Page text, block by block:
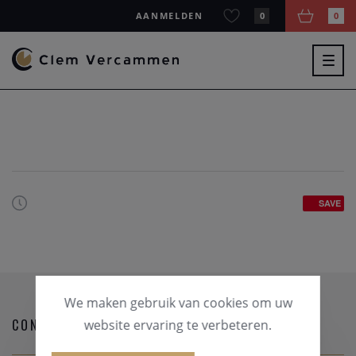
AANMELDEN 0 0
SAVE
CONTACTGEGEVENS
We maken gebruik van cookies om uw
website ervaring te verbeteren.